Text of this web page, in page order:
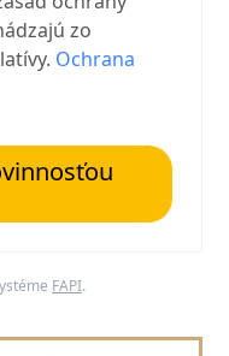
zo
Ochrana
FAPI.